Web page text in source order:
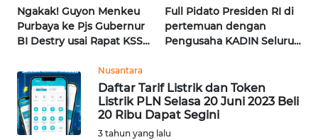
Ngakak! Guyon Menkeu
Purbaya ke Pjs Gubernur
BI Destry usai Rapat KSSK
Full Pidato Presiden RI di
pertemuan dengan
Pengusaha KADIN Seluruh
Nusantara
Daftar Tarif Listrik dan Token
Listrik PLN Selasa 20 Juni 2023 Beli
20 Ribu Dapat Segini
3 tahun yang lalu
WN
JATENG
WN
NUSANTARA
WN